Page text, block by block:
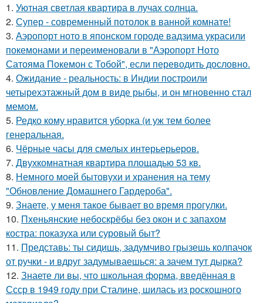
1. Уютная светлая квартира в лучах солнца.
2. Супер - современный потолок в ванной комнате!
3. Аэропорт ното в японском городе вадзима украсили
покемонами и переименовали в "Аэропорт Ното
Сатояма Покемон с Тобой", если переводить дословно.
4. Ожидание - реальность: в Индии построили
четырехэтажный дом в виде рыбы, и он мгновенно стал
мемом.
5. Редко кому нравится уборка (и уж тем более
генеральная.
6. Чёрные часы для смелых интерьерьеров.
7. Двухкомнатная квартира площадью 53 кв.
8. Немного моей бытовухи и хранения на тему
"Обновление Домашнего Гардероба".
9. Знаете, у меня такое бывает во время прогулки.
10. Пхеньянские небоскрёбы без окон и с запахом
костра: показуха или суровый быт?
11. Представь: ты сидишь, задумчиво грызешь колпачок
от ручки - и вдруг задумываешься: а зачем тут дырка?
12. Знаете ли вы, что школьная форма, введённая в
Ссср в 1949 году при Сталине, шилась из роскошного